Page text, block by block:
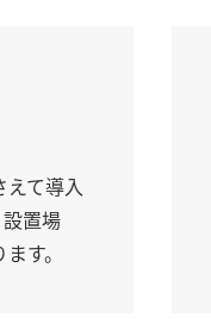
えて導入
設置場
す。